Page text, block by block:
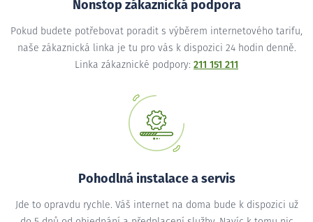
Nonstop zákaznická podpora
Pokud budete potřebovat poradit s výběrem internetového tarifu,
naše zákaznická linka je tu pro vás k dispozici 24 hodin denně.
Linka zákaznické podpory: 211 151 211
Pohodlná instalace a servis
Jde to opravdu rychle. Váš internet na doma bude k dispozici už